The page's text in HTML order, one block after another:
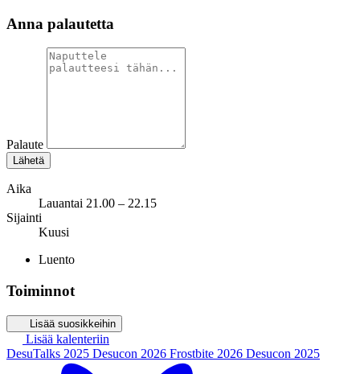
Anna palautetta
Palaute
Lähetä
Aika
Lauantai 21.00 – 22.15
Sijainti
Kuusi
Luento
Toiminnot
Lisää suosikkeihin
Lisää kalenteriin
DesuTalks 2025 Desucon 2026 Frostbite 2026 Desucon 2025